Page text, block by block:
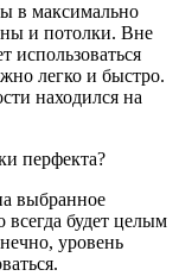
в максимально
и потолки. Вне
использоваться
легко и быстро.
находился на
перфекта?
выбранное
будет целым
уровень